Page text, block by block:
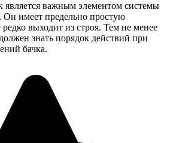
является важным элементом системы
Он имеет предельно простую
выходит из строя. Тем не менее
знать порядок действий при
бачка.